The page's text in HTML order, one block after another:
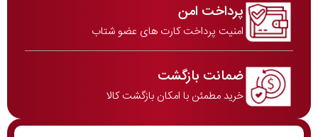
پرداخت امن
امنیت پرداخت کارت های عضو شتاب
ضمانت بازگشت
خرید مطمئن با امکان بازگشت کالا